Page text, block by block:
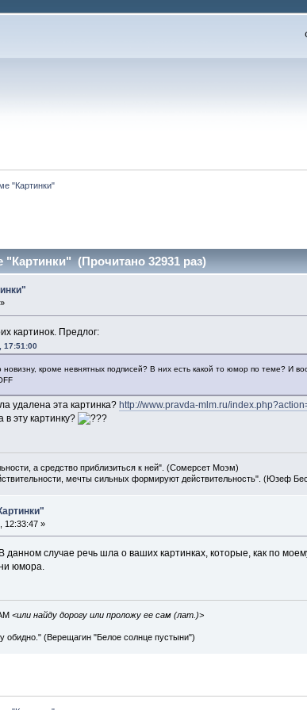
"Картинки"
"Картинки" (Прочитано 32931 раз)
картинок. Предлог:
17:51:00
новизну, кроме невнятных подписей? В них есть какой то юмор по теме? И
удалена эта картинка? http://www.pravda-mlm.ru/
эту картинку?
а средство приблизиться к ней". (Сомерсет Моэм)
мечты сильных формируют действительность". (Юзеф
12:33:47 »
данном случае речь шла о ваших картинках, которые, как по
юмора.
<или найду дорогу или проложу ее сам (лат.)>
обидно." (Верещагин "Белое солнце пустыни")